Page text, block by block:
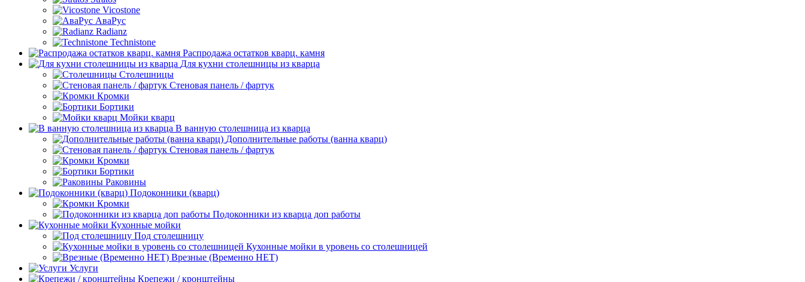
Vicostone
АваРус
Radianz
Technistone
Распродажа остатков кварц. камня
Для кухни столешницы из кварца
Столешницы
Стеновая панель / фартук
Кромки
Бортики
Мойки кварц
В ванную столешница из кварца
Дополнительные работы (ванна кварц)
Стеновая панель / фартук
Кромки
Бортики
Раковины
Подоконники (кварц)
Кромки
Подоконники из кварца доп работы
Кухонные мойки
Под столешницу
Кухонные мойки в уровень со столешницей
Врезные (Временно НЕТ)
Услуги
Крепежи / кронштейны